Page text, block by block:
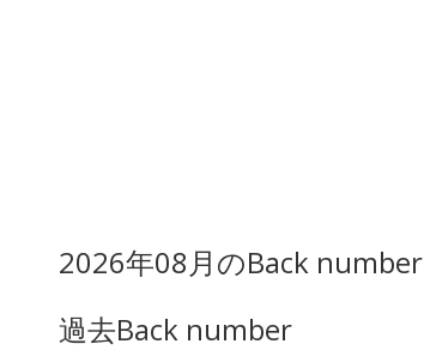
2026年08月のBack number
過去Back number